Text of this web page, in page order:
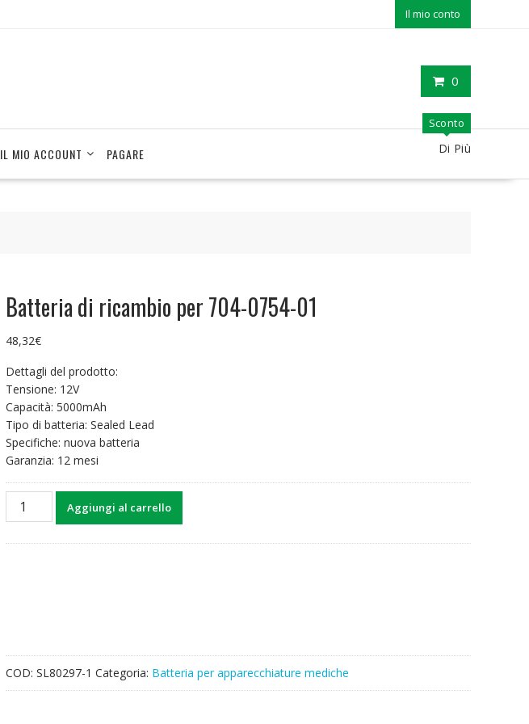
Il mio conto
0
IL MIO ACCOUNT PAGARE
Sconto
Di Più
Batteria di ricambio per 704-0754-01
48,32€
Dettagli del prodotto:
Tensione: 12V
Capacità: 5000mAh
Tipo di batteria: Sealed Lead
Specifiche: nuova batteria
Garanzia: 12 mesi
Batteria
Aggiungi al carrello
COD: SL80297-1 Categoria: Batteria per apparecchiature mediche